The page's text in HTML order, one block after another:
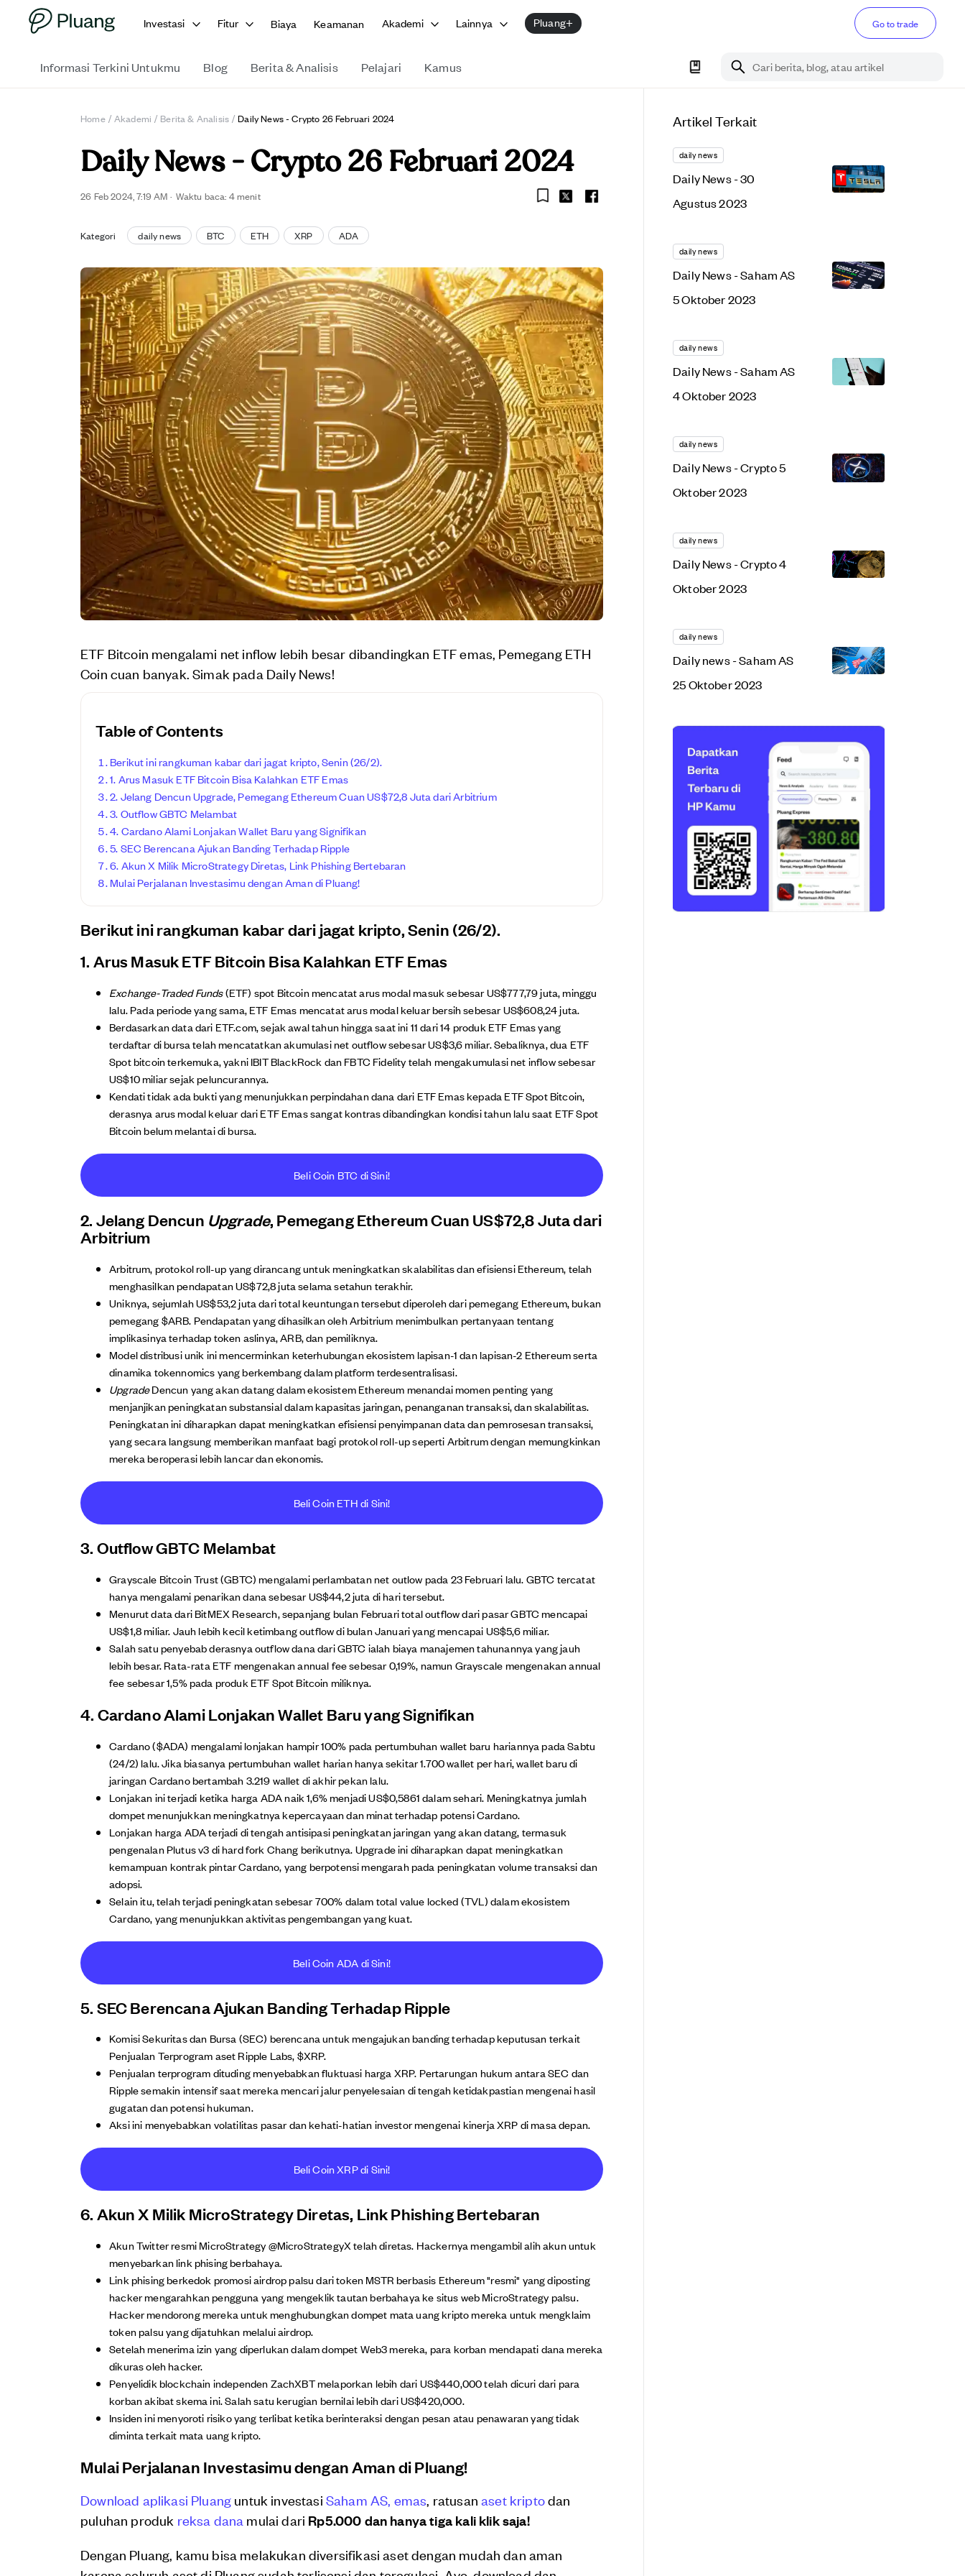
Investasi Fitur Biaya Keamanan Akademi Lainnya Pluang+ Go to trade
Informasi Terkini Untukmu Blog Berita & Analisis Pelajari Kamus Cari berita, blog, atau artikel
Home / Akademi / Berita & Analisis / Daily News - Crypto 26 Februari 2024
Daily News - Crypto 26 Februari 2024
26 Feb 2024, 7:19 AM · Waktu baca: 4 menit
Kategori daily news BTC ETH XRP ADA
ETF Bitcoin mengalami net inflow lebih besar dibandingkan ETF emas, Pemegang ETH
Coin cuan banyak. Simak pada Daily News!
Table of Contents
Berikut ini rangkuman kabar dari jagat kripto, Senin (26/2).
1. Arus Masuk ETF Bitcoin Bisa Kalahkan ETF Emas
2. Jelang Dencun Upgrade, Pemegang Ethereum Cuan US$72,8 Juta dari Arbitrium
3. Outflow GBTC Melambat
4. Cardano Alami Lonjakan Wallet Baru yang Signifikan
5. SEC Berencana Ajukan Banding Terhadap Ripple
6. Akun X Milik MicroStrategy Diretas, Link Phishing Bertebaran
Mulai Perjalanan Investasimu dengan Aman di Pluang!
Berikut ini rangkuman kabar dari jagat kripto, Senin (26/2).
1. Arus Masuk ETF Bitcoin Bisa Kalahkan ETF Emas
Exchange-Traded Funds(ETF) spot Bitcoin mencatat arus modal masuk sebesar US$777,79 juta, minggu
lalu. Pada periode yang sama, ETF Emas mencatat arus modal keluar bersih sebesar US$608,24 juta.
Berdasarkan data dari ETF.com, sejak awal tahun hingga saat ini 11 dari 14 produk ETF Emas yang
terdaftar di bursa telah mencatatkan akumulasi net outflow sebesar US$3,6 miliar. Sebaliknya, dua ETF
Spot bitcoin terkemuka, yakni IBIT BlackRock dan FBTC Fidelity telah mengakumulasi net inflow sebesar
US$10 miliar sejak peluncurannya.
Kendati tidak ada bukti yang menunjukkan perpindahan dana dari ETF Emas kepada ETF Spot Bitcoin,
derasnya arus modal keluar dari ETF Emas sangat kontras dibandingkan kondisi tahun lalu saat ETF Spot
Bitcoin belum melantai di bursa.
Beli Coin BTC di Sini!
2. Jelang Dencun Upgrade, Pemegang Ethereum Cuan US$72,8 Juta dari
Arbitrium
Arbitrum, protokol roll-up yang dirancang untuk meningkatkan skalabilitas dan efisiensi Ethereum, telah
menghasilkan pendapatan US$72,8 juta selama setahun terakhir.
Uniknya, sejumlah US$53,2 juta dari total keuntungan tersebut diperoleh dari pemegang Ethereum, bukan
pemegang $ARB. Pendapatan yang dihasilkan oleh Arbitrium menimbulkan pertanyaan tentang
implikasinya terhadap token aslinya, ARB, dan pemiliknya.
Model distribusi unik ini mencerminkan keterhubungan ekosistem lapisan-1 dan lapisan-2 Ethereum serta
dinamika tokennomics yang berkembang dalam platform terdesentralisasi.
UpgradeDencun yang akan datang dalam ekosistem Ethereum menandai momen penting yang
menjanjikan peningkatan substansial dalam kapasitas jaringan, penanganan transaksi, dan skalabilitas.
Peningkatan ini diharapkan dapat meningkatkan efisiensi penyimpanan data dan pemrosesan transaksi,
yang secara langsung memberikan manfaat bagi protokol roll-up seperti Arbitrum dengan memungkinkan
mereka beroperasi lebih lancar dan ekonomis.
Beli Coin ETH di Sini!
3. Outflow GBTC Melambat
Grayscale Bitcoin Trust (GBTC) mengalami perlambatan net outlow pada 23 Februari lalu. GBTC tercatat
hanya mengalami penarikan dana sebesar US$44,2 juta di hari tersebut.
Menurut data dari BitMEX Research, sepanjang bulan Februari total outflow dari pasar GBTC mencapai
US$1,8 miliar. Jauh lebih kecil ketimbang outflow di bulan Januari yang mencapai US$5,6 miliar.
Salah satu penyebab derasnya outflow dana dari GBTC ialah biaya manajemen tahunannya yang jauh
lebih besar. Rata-rata ETF mengenakan annual fee sebesar 0,19%, namun Grayscale mengenakan annual
fee sebesar 1,5% pada produk ETF Spot Bitcoin miliknya.
4. Cardano Alami Lonjakan Wallet Baru yang Signifikan
Cardano ($ADA) mengalami lonjakan hampir 100% pada pertumbuhan wallet baru hariannya pada Sabtu
(24/2) lalu. Jika biasanya pertumbuhan wallet harian hanya sekitar 1.700 wallet per hari, wallet baru di
jaringan Cardano bertambah 3.219 wallet di akhir pekan lalu.
Lonjakan ini terjadi ketika harga ADA naik 1,6% menjadi US$0,5861 dalam sehari. Meningkatnya jumlah
dompet menunjukkan meningkatnya kepercayaan dan minat terhadap potensi Cardano.
Lonjakan harga ADA terjadi di tengah antisipasi peningkatan jaringan yang akan datang, termasuk
pengenalan Plutus v3 di hard fork Chang berikutnya. Upgrade ini diharapkan dapat meningkatkan
kemampuan kontrak pintar Cardano, yang berpotensi mengarah pada peningkatan volume transaksi dan
adopsi.
Selain itu, telah terjadi peningkatan sebesar 700% dalam total value locked (TVL) dalam ekosistem
Cardano, yang menunjukkan aktivitas pengembangan yang kuat.
Beli Coin ADA di Sini!
5. SEC Berencana Ajukan Banding Terhadap Ripple
Komisi Sekuritas dan Bursa (SEC) berencana untuk mengajukan banding terhadap keputusan terkait
Penjualan Terprogram aset Ripple Labs, $XRP.
Penjualan terprogram dituding menyebabkan fluktuasi harga XRP. Pertarungan hukum antara SEC dan
Ripple semakin intensif saat mereka mencari jalur penyelesaian di tengah ketidakpastian mengenai hasil
gugatan dan potensi hukuman.
Aksi ini menyebabkan volatilitas pasar dan kehati-hatian investor mengenai kinerja XRP di masa depan.
Beli Coin XRP di Sini!
6. Akun X Milik MicroStrategy Diretas, Link Phishing Bertebaran
Akun Twitter resmi MicroStrategy @MicroStrategyX telah diretas. Hackernya mengambil alih akun untuk
menyebarkan link phising berbahaya.
Link phising berkedok promosi airdrop palsu dari token MSTR berbasis Ethereum "resmi" yang diposting
hacker mengarahkan pengguna yang mengeklik tautan berbahaya ke situs web MicroStrategy palsu.
Hacker mendorong mereka untuk menghubungkan dompet mata uang kripto mereka untuk mengklaim
token palsu yang dijatuhkan melalui airdrop.
Setelah menerima izin yang diperlukan dalam dompet Web3 mereka, para korban mendapati dana mereka
dikuras oleh hacker.
Penyelidik blockchain independen ZachXBT melaporkan lebih dari US$440,000 telah dicuri dari para
korban akibat skema ini. Salah satu kerugian bernilai lebih dari US$420,000.
Insiden ini menyoroti risiko yang terlibat ketika berinteraksi dengan pesan atau penawaran yang tidak
diminta terkait mata uang kripto.
Mulai Perjalanan Investasimu dengan Aman di Pluang!
Download aplikasi Pluang untuk investasi Saham AS, emas, ratusanaset kriptodan
puluhan produk reksa dana mulai dari Rp5.000 dan hanya tiga kali klik saja!
Dengan Pluang, kamu bisa melakukan diversifikasi aset dengan mudah dan aman
Artikel Terkait
daily news
Daily News - 30
Agustus 2023
daily news
Daily News - Saham AS
5 Oktober 2023
daily news
Daily News - Saham AS
4 Oktober 2023
daily news
Daily News - Crypto 5
Oktober 2023
daily news
Daily News - Crypto 4
Oktober 2023
daily news
Daily news - Saham AS
25 Oktober 2023